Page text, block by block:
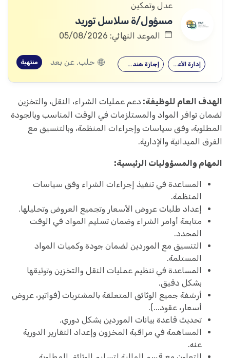
عدل وتمكين
مسؤول/ة سلاسل توريد
الموعد النهائي: 05/08/2026
إجازة هندسية… إدارة الأعمال حلب, عن بعد منتهية
الهدف العام للوظيفة: دعم عمليات الشراء، النقل، والتخزين
لضمان توافر المواد والمستلزمات في الوقت المناسب وبالجودة
المطلوبة، وفق سياسات وإجراءات المنظمة، وبالتنسيق مع
الفرق الميدانية والإدارية.
المهام والمسؤوليات الرئيسية:
المساعدة في تنفيذ إجراءات الشراء وفق سياسات
المنظمة.
إعداد طلبات عروض الأسعار وتجميع العروض وتحليلها.
متابعة أوامر الشراء وضمان تسليم المواد في الوقت
المحدد.
التنسيق مع الموردين لضمان جودة وكميات المواد
المستلمة.
المساعدة في تنظيم عمليات النقل والتخزين وتوثيقها
بشكل دقيق.
أرشفة جميع الوثائق المتعلقة بالمشتريات (فواتير، عروض
أسعار، عقود...).
تحديث قاعدة بيانات الموردين بشكل دوري.
المساهمة في مراقبة المخزون وإعداد التقارير الدورية
عنه.